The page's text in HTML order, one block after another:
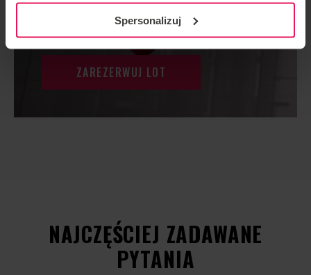
Spersonalizuj
ZAREZERWUJ LOT
NAJCZĘŚCIEJ ZADAWANE
PYTANIA